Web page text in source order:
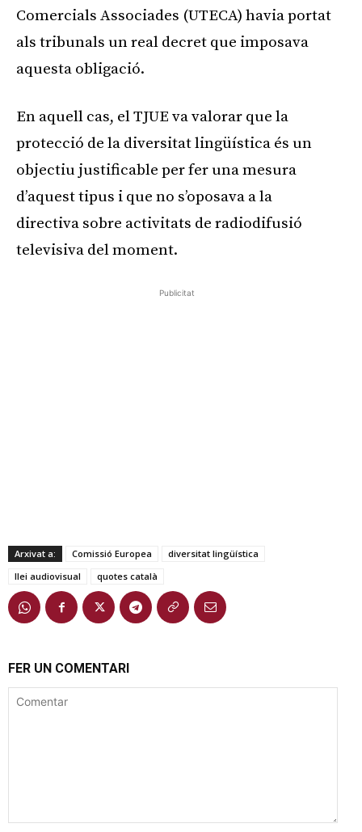
Comercials Associades (UTECA) havia portat
als tribunals un real decret que imposava
aquesta obligació.
En aquell cas, el TJUE va valorar que la
protecció de la diversitat lingüística és un
objectiu justificable per fer una mesura
d’aquest tipus i que no s’oposava a la
directiva sobre activitats de radiodifusió
televisiva del moment.
Publicitat
Arxivat a: Comissió Europea
diversitat lingüística
llei audiovisual
quotes català
FER UN COMENTARI